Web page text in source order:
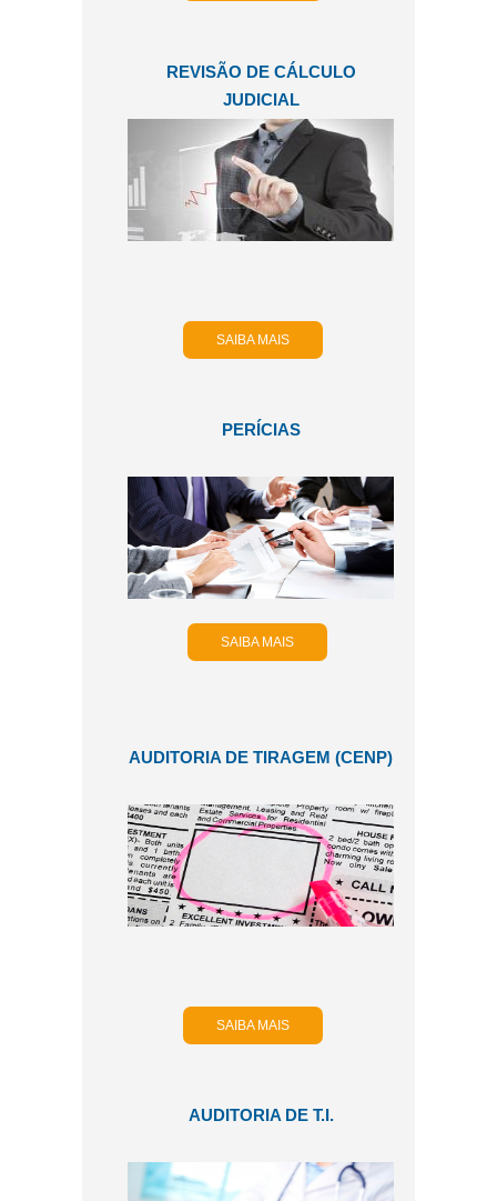
REVISÃO DE CÁLCULO
JUDICIAL
SAIBA MAIS
PERÍCIAS
SAIBA MAIS
AUDITORIA DE TIRAGEM (CENP)
SAIBA MAIS
AUDITORIA DE T.I.